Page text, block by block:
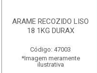
ARAME RECOZIDO LISO
18 1KG DURAX
Código: 47003
*Imagem meramente
ilustrativa